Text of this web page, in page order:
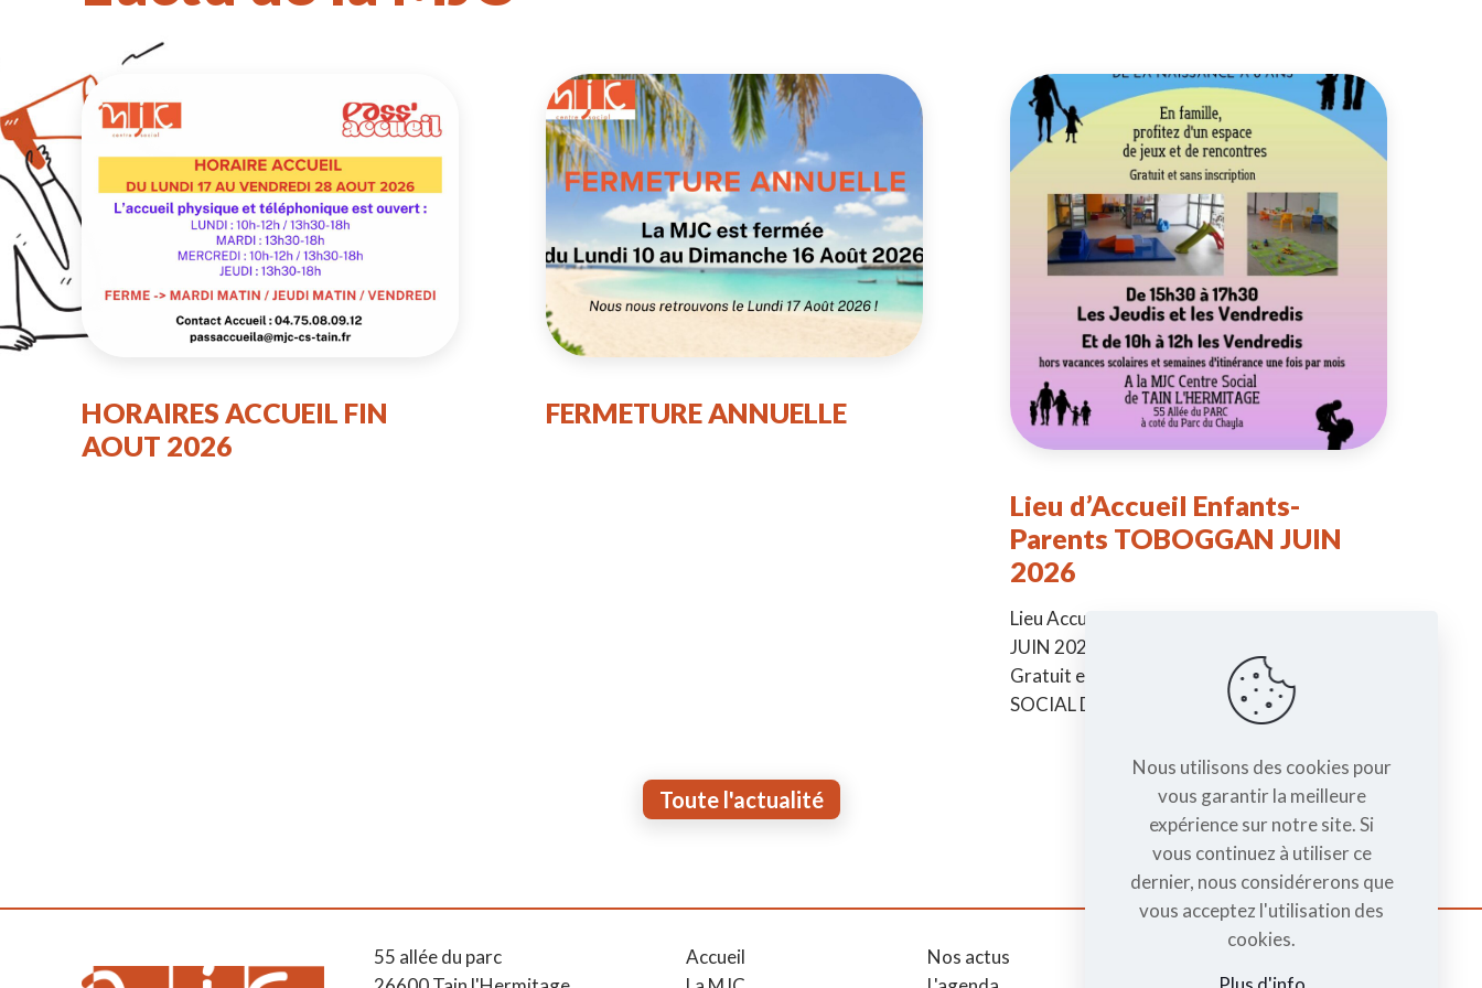
HORAIRES ACCUEIL FIN
AOUT 2026
FERMETURE ANNUELLE
Lieu d’Accueil Enfants-
Parents TOBOGGAN JUIN
2026
Lieu Accueil Enfants-Parents TOBOGGAN
JUIN 2026 -> De la naissance à 6 ans ->
Gratuit et sans inscription à la MJC CENTRE
SOCIAL DE TAIN Jeudi
Toute l'actualité
55 allée du parc
Accueil
Nos actus
Nous utilisons des cookies pour
vous garantir la meilleure
expérience sur notre site. Si
vous continuez à utiliser ce
dernier, nous considérerons que
vous acceptez l'utilisation des
cookies.